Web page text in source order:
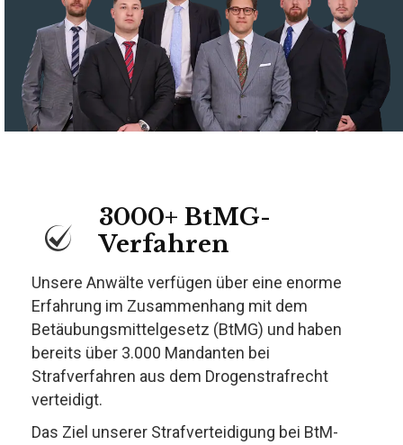
3000+ BtMG-
Verfahren
Unsere Anwälte verfügen über eine enorme
Erfahrung im Zusammenhang mit dem
Betäubungsmittelgesetz (BtMG) und haben
bereits über 3.000 Mandanten bei
Strafverfahren aus dem Drogenstrafrecht
verteidigt.
Das Ziel unserer Strafverteidigung bei BtM-